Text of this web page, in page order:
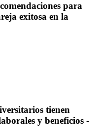
para
exitosa en la
tienen
y beneficios -